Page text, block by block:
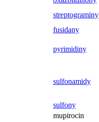
streptograminy
fusidany
pyrimidiny
sulfonamidy
sulfony
mupirocin